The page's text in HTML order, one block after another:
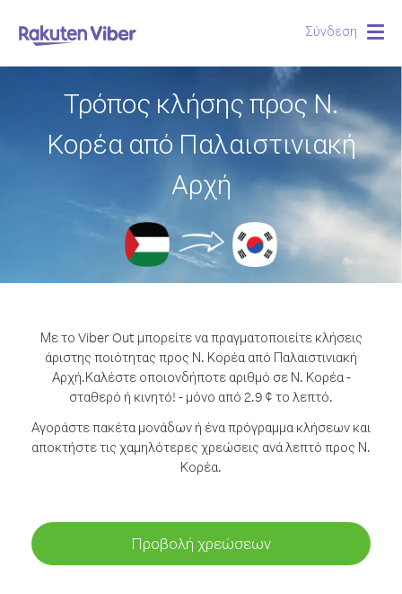
Σύνδεση
Τρόπος κλήσης προς Ν.
Κορέα από Παλαιστινιακή
Αρχή
Με το Viber Out μπορείτε να πραγματοποιείτε κλήσεις
άριστης ποιότητας προς Ν. Κορέα από Παλαιστινιακή
Αρχή.Καλέστε οποιονδήποτε αριθμό σε Ν. Κορέα -
σταθερό ή κινητό! - μόνο από 2.9 ¢ το λεπτό.
Αγοράστε πακέτα μονάδων ή ένα πρόγραμμα κλήσεων και
αποκτήστε τις χαμηλότερες χρεώσεις ανά λεπτό προς Ν.
Κορέα.
Προβολή χρεώσεων